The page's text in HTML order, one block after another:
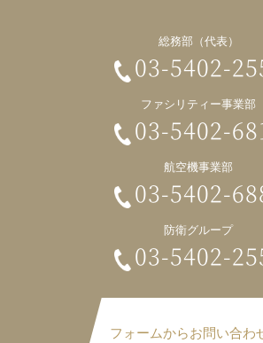
フォームからお問い合わ
総務部（代表）
03-5402-
ファシリティー事業部
03-5402-
航空機事業部
03-5402-
防衛グループ
03-5402-